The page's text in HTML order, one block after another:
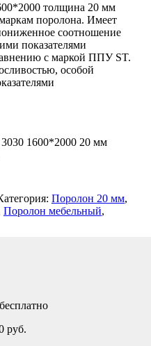
толщина 20 мм
поролона. Имеет
соотношение
показателями
с маркой ППУ ST.
особой
1600*2000 20 мм
Поролон 20 мм,
Поролон мебельный,
бесплатно
руб.